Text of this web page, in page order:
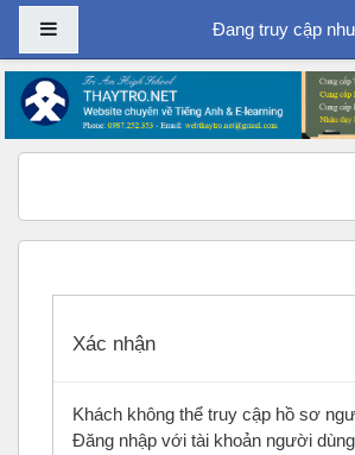
Chuyển tới nội dung chính
Bảng điều khiển cạnhĐang truy cập
Xác nhận
Khách không thể truy cập hồ sơ
Đăng nhập với tài khoản người